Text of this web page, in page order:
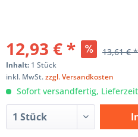
12,93 € * 13,61 € *
Inhalt: 1 Stück
inkl. MwSt.zzgl. Versandkosten
Sofort versandfertig,